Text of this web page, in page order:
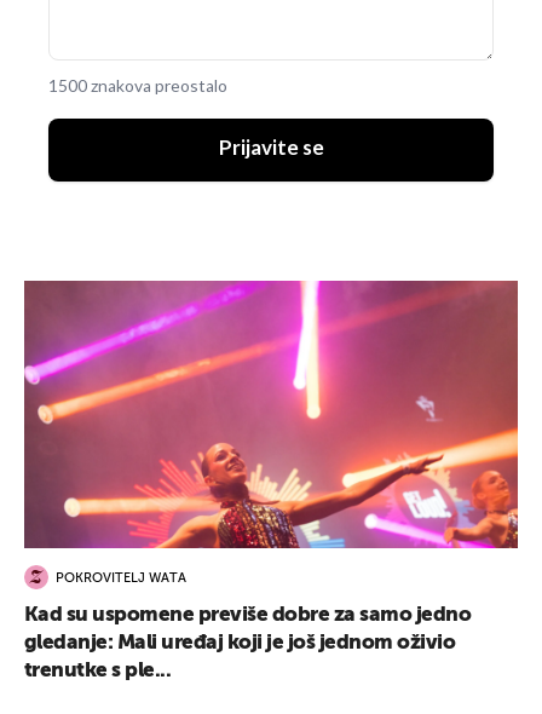
1500 znakova preostalo
Prijavite se
POKROVITELJ WATA
Kad su uspomene previše dobre za samo jedno
gledanje: Mali uređaj koji je još jednom oživio
trenutke s ple...